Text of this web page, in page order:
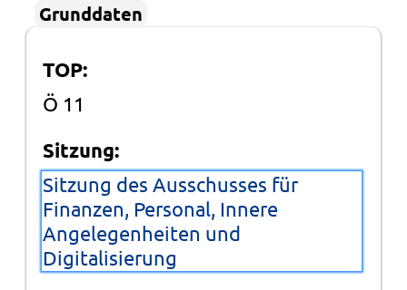
Grunddaten
TOP:
Ö 11
Sitzung:
Sitzung des Ausschusses für
Finanzen, Personal, Innere
Angelegenheiten und
Digitalisierung